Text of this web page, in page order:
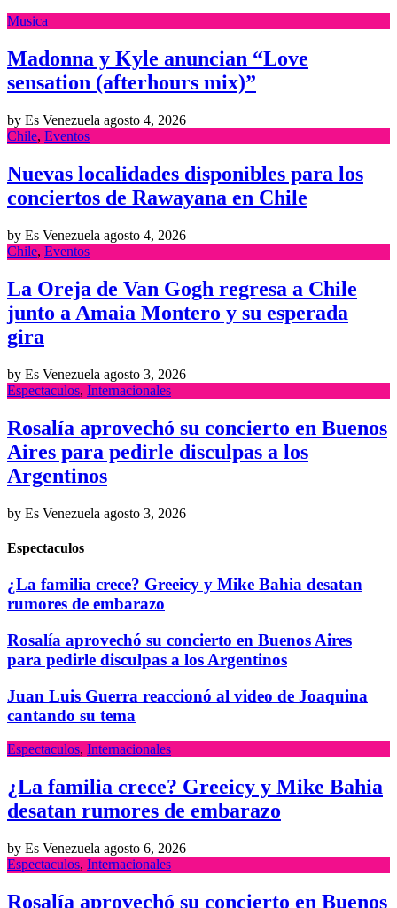
Musica
Madonna y Kyle anuncian “Love
sensation (afterhours mix)”
by Es Venezuela agosto 4, 2026
Chile, Eventos
Nuevas localidades disponibles para los
conciertos de Rawayana en Chile
by Es Venezuela agosto 4, 2026
Chile, Eventos
La Oreja de Van Gogh regresa a Chile
junto a Amaia Montero y su esperada
gira
by Es Venezuela agosto 3, 2026
Espectaculos, Internacionales
Rosalía aprovechó su concierto en Buenos
Aires para pedirle disculpas a los
Argentinos
by Es Venezuela agosto 3, 2026
Espectaculos
¿La familia crece? Greeicy y Mike Bahia desatan
rumores de embarazo
Rosalía aprovechó su concierto en Buenos Aires
para pedirle disculpas a los Argentinos
Juan Luis Guerra reaccionó al video de Joaquina
cantando su tema
Espectaculos, Internacionales
¿La familia crece? Greeicy y Mike Bahia
desatan rumores de embarazo
by Es Venezuela agosto 6, 2026
Espectaculos, Internacionales
Rosalía aprovechó su concierto en Buenos